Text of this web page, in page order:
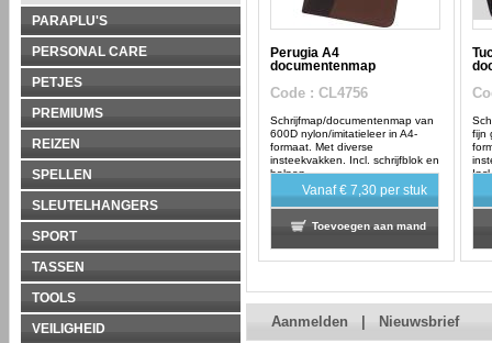
PARAPLU'S
PERSONAL CARE
PETJES
PREMIUMS
REIZEN
SPELLEN
SLEUTELHANGERS
SPORT
TASSEN
TOOLS
VEILIGHEID
Perugia A4
documentenmap
Code : CL4756
Schrijfmap/documentenmap van
600D nylon/imitatieleer in A4-
formaat. Met diverse
insteekvakken. Incl. schrijfblok en
balpen.
Vanaf€ 7,30 per stuk
Toevoegen aan mand
fijn
Aanmelden Nieuwsbrief